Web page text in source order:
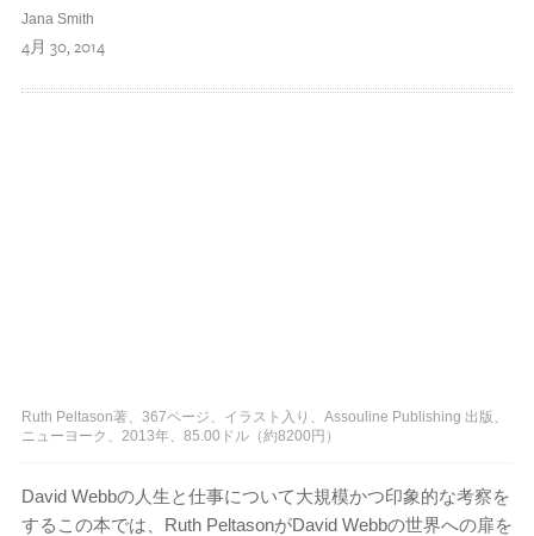
Jana Smith
4月 30, 2014
Ruth Peltason著、367ページ、イラスト入り、Assouline Publishing 出版、
ニューヨーク、2013年、85.00ドル（約8200円）
David Webbの人生と仕事について大規模かつ印象的な考察を
するこの本では、Ruth PeltasonがDavid Webbの世界への扉を